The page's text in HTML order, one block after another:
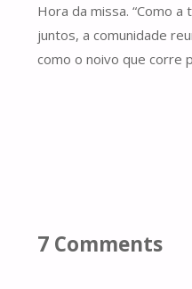
Hora da missa. “Como
juntos, a comunidade
como o noivo que corre
7 Comments